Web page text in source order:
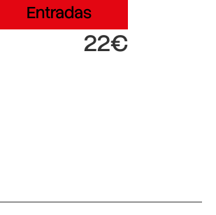
Entradas
22€